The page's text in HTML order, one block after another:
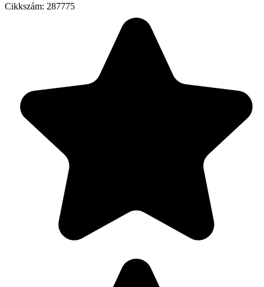
Cikkszám: 287775